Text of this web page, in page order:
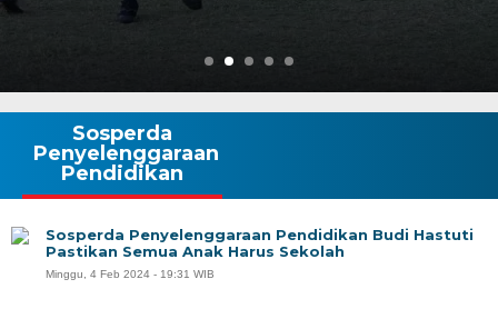
Sosperda
Penyelenggaraan
Pendidikan
Sosperda Penyelenggaraan Pendidikan Budi Hastuti
Pastikan Semua Anak Harus Sekolah
Minggu, 4 Feb 2024 - 19:31 WIB